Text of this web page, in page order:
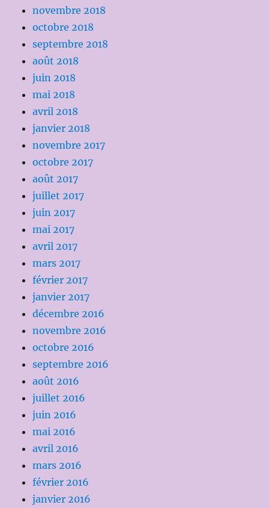
novembre 2018
octobre 2018
septembre 2018
août 2018
juin 2018
mai 2018
avril 2018
janvier 2018
novembre 2017
octobre 2017
août 2017
juillet 2017
juin 2017
mai 2017
avril 2017
mars 2017
février 2017
janvier 2017
décembre 2016
novembre 2016
octobre 2016
septembre 2016
août 2016
juillet 2016
juin 2016
mai 2016
avril 2016
mars 2016
février 2016
janvier 2016